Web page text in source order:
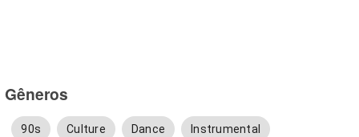
Gêneros
90s Culture Dance Instrumental